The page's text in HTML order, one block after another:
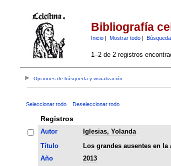
Bibliografía
Inicio| Mostrar todo|
1–2 de 2 registros
Opciones de búsqueda y visualización
Seleccionar todo Deseleccionar todo
Registros
Autor
Iglesias, Yolanda
Título
Los grandes ausentes en
Año
2013